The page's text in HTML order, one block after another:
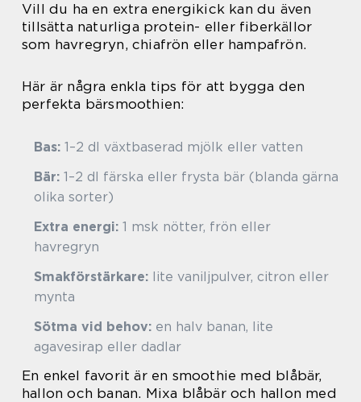
Vill du ha en extra energikick kan du även
tillsätta naturliga protein- eller fiberkällor
som havregryn, chiafrön eller hampafrön.
Här är några enkla tips för att bygga den
perfekta bärsmoothien:
Bas: 1–2 dl växtbaserad mjölk eller vatten
Bär: 1–2 dl färska eller frysta bär (blanda gärna
olika sorter)
Extra energi: 1 msk nötter, frön eller
havregryn
Smakförstärkare: lite vaniljpulver, citron eller
mynta
Sötma vid behov: en halv banan, lite
agavesirap eller dadlar
En enkel favorit är en smoothie med blåbär,
hallon och banan. Mixa blåbär och hallon med